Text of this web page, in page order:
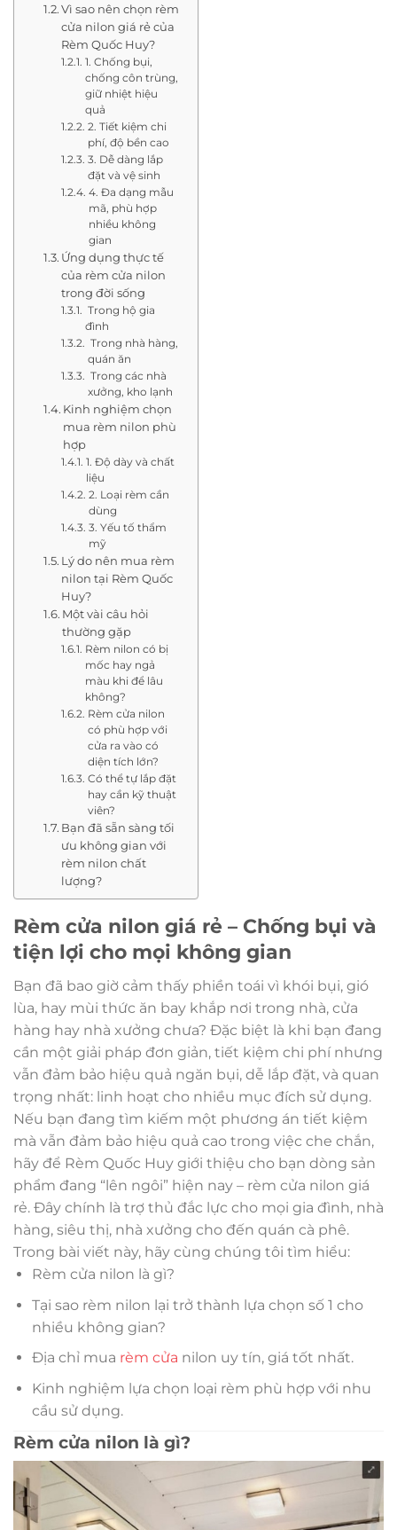
Vì sao nên chọn rèm
cửa nilon giá rẻ của
Rèm Quốc Huy?
1. Chống bụi,
chống côn trùng,
giữ nhiệt hiệu
quả
2. Tiết kiệm chi
phí, độ bền cao
3. Dễ dàng lắp
đặt và vệ sinh
4. Đa dạng mẫu
mã, phù hợp
nhiều không
gian
Ứng dụng thực tế
của rèm cửa nilon
trong đời sống
Trong hộ gia
đình
Trong nhà hàng,
quán ăn
Trong các nhà
xưởng, kho lạnh
Kinh nghiệm chọn
mua rèm nilon phù
hợp
1. Độ dày và chất
liệu
2. Loại rèm cần
dùng
3. Yếu tố thẩm
mỹ
Lý do nên mua rèm
nilon tại Rèm Quốc
Huy?
Một vài câu hỏi
thường gặp
Rèm nilon có bị
mốc hay ngả
màu khi để lâu
không?
Rèm cửa nilon
có phù hợp với
cửa ra vào có
diện tích lớn?
Có thể tự lắp đặt
hay cần kỹ thuật
viên?
Bạn đã sẵn sàng tối
ưu không gian với
rèm nilon chất
lượng?
Rèm cửa nilon giá rẻ – Chống bụi và
tiện lợi cho mọi không gian
Bạn đã bao giờ cảm thấy phiền toái vì khói bụi, gió
lùa, hay mùi thức ăn bay khắp nơi trong nhà, cửa
hàng hay nhà xưởng chưa? Đặc biệt là khi bạn đang
cần một giải pháp đơn giản, tiết kiệm chi phí nhưng
vẫn đảm bảo hiệu quả ngăn bụi, dễ lắp đặt, và quan
trọng nhất: linh hoạt cho nhiều mục đích sử dụng.
Nếu bạn đang tìm kiếm một phương án tiết kiệm
mà vẫn đảm bảo hiệu quả cao trong việc che chắn,
hãy để Rèm Quốc Huy giới thiệu cho bạn dòng sản
phẩm đang “lên ngôi” hiện nay – rèm cửa nilon giá
rẻ. Đây chính là trợ thủ đắc lực cho mọi gia đình, nhà
hàng, siêu thị, nhà xưởng cho đến quán cà phê.
Trong bài viết này, hãy cùng chúng tôi tìm hiểu:
Rèm cửa nilon là gì?
Tại sao rèm nilon lại trở thành lựa chọn số 1 cho
nhiều không gian?
Địa chỉ mua rèm cửa nilon uy tín, giá tốt nhất.
Kinh nghiệm lựa chọn loại rèm phù hợp với nhu
cầu sử dụng.
Rèm cửa nilon là gì?